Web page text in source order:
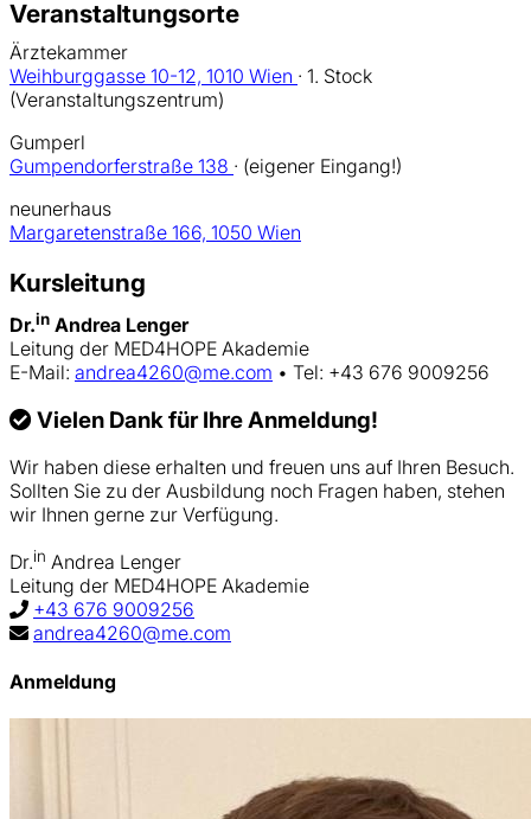
Veranstaltungsorte
Ärztekammer
Weihburggasse 10-12, 1010 Wien · 1. Stock
(Veranstaltungszentrum)
Gumperl
Gumpendorferstraße 138 · (eigener Eingang!)
neunerhaus
Margaretenstraße 166, 1050 Wien
Kursleitung
Dr.in Andrea Lenger
Leitung der MED4HOPE Akademie
E-Mail: andrea4260@me.com • Tel: +43 676 9009256
Vielen Dank für Ihre Anmeldung!
Wir haben diese erhalten und freuen uns auf Ihren Besuch.
Sollten Sie zu der Ausbildung noch Fragen haben, stehen
wir Ihnen gerne zur Verfügung.
Dr.in Andrea Lenger
Leitung der MED4HOPE Akademie
+43 676 9009256
andrea4260@me.com
Anmeldung